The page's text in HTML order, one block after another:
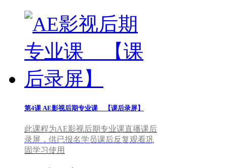
第4课 AE影视后期专业课 _ 【课后录屏】
此课程为AE影视后期专业课直播课后
录屏，供已报名学员课后反复观看巩
固学习使用